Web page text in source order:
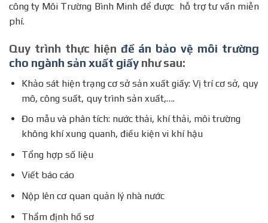
công ty Môi Trường Bình Minh để được hỗ trợ tư vấn miễn
phí.
Quy trình thực hiện đề án bảo vệ môi trường
cho ngành sản xuất giấy như sau:
Khảo sát hiện trạng cơ sở sản xuất giấy: Vị trí cơ sở, quy
mô, công suất, quy trình sản xuất,….
Đo mẫu và phân tích: nước thải, khí thải, môi trường
không khí xung quanh, điều kiện vi khí hậu
Tổng hợp số liệu
Viết báo cáo
Nộp lên cơ quan quản lý nhà nước
Thẩm định hồ sơ